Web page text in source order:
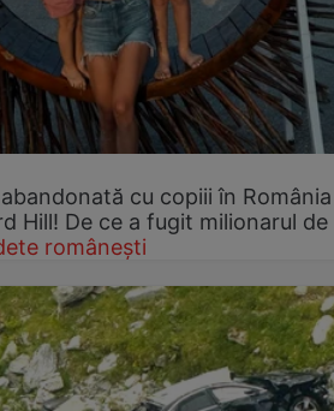
cu copiii în
Hill! De ce a fugit milionarul de
românești